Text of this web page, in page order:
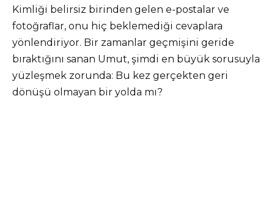
Kimliği belirsiz birinden gelen e-postalar ve
fotoğraflar, onu hiç beklemediği cevaplara
yönlendiriyor. Bir zamanlar geçmişini geride
bıraktığını sanan Umut, şimdi en büyük sorusuyla
yüzleşmek zorunda: Bu kez gerçekten geri
dönüşü olmayan bir yolda mı?